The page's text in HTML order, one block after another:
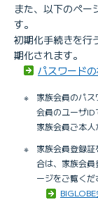
また、以下のペー
す。
初期化手続きを行
期化されます。
パスワード
※
家族会員のパ
会員のユーザID
家族会員ご本人
※
家族会員登録
合は、家族会
ージをご覧くだ